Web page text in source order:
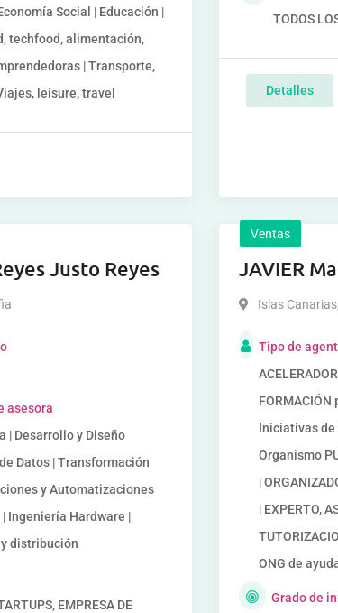
Social | Educación |
techfood, alimentación,
| Transporte,
leisure, travel
TODOS
Detalles
Justo Reyes
asesora
| Desarrollo y Diseño
Datos | Transformación
y Automatizaciones
Ingeniería Hardware |
distribución
EMPRESA DE
Ventas
JAVIER
Islas Canarias,
Tipo de
Iniciativas de
Organismo
|
| EXPERTO,
ONG de
Grado de